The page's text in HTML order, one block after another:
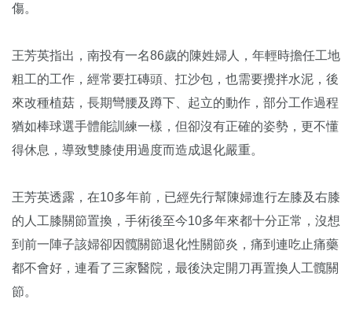
傷。
王芳英指出，南投有一名86歲的陳姓婦人，年輕時擔任工地
粗工的工作，經常要扛磚頭、扛沙包，也需要攪拌水泥，後
來改種植菇，長期彎腰及蹲下、起立的動作，部分工作過程
猶如棒球選手體能訓練一樣，但卻沒有正確的姿勢，更不懂
得休息，導致雙膝使用過度而造成退化嚴重。
王芳英透露，在10多年前，已經先行幫陳婦進行左膝及右膝
的人工膝關節置換，手術後至今10多年來都十分正常，沒想
到前一陣子該婦卻因髖關節退化性關節炎，痛到連吃止痛藥
都不會好，連看了三家醫院，最後決定開刀再置換人工髖關
節。